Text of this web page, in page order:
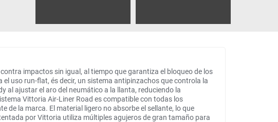
impactos sin igual, al tiempo que garantiza el bloqueo de los
uso run-flat, és decir, un sistema antipinzachos que controla la
al ajustar el aro del neumático a la llanta, reduciendo la
Vittoria Air-Liner Road es compatible con todas los
de la marca. El material ligero no absorbe el sellante, lo que
por Vittoria utiliza múltiples agujeros de gran tamaño para